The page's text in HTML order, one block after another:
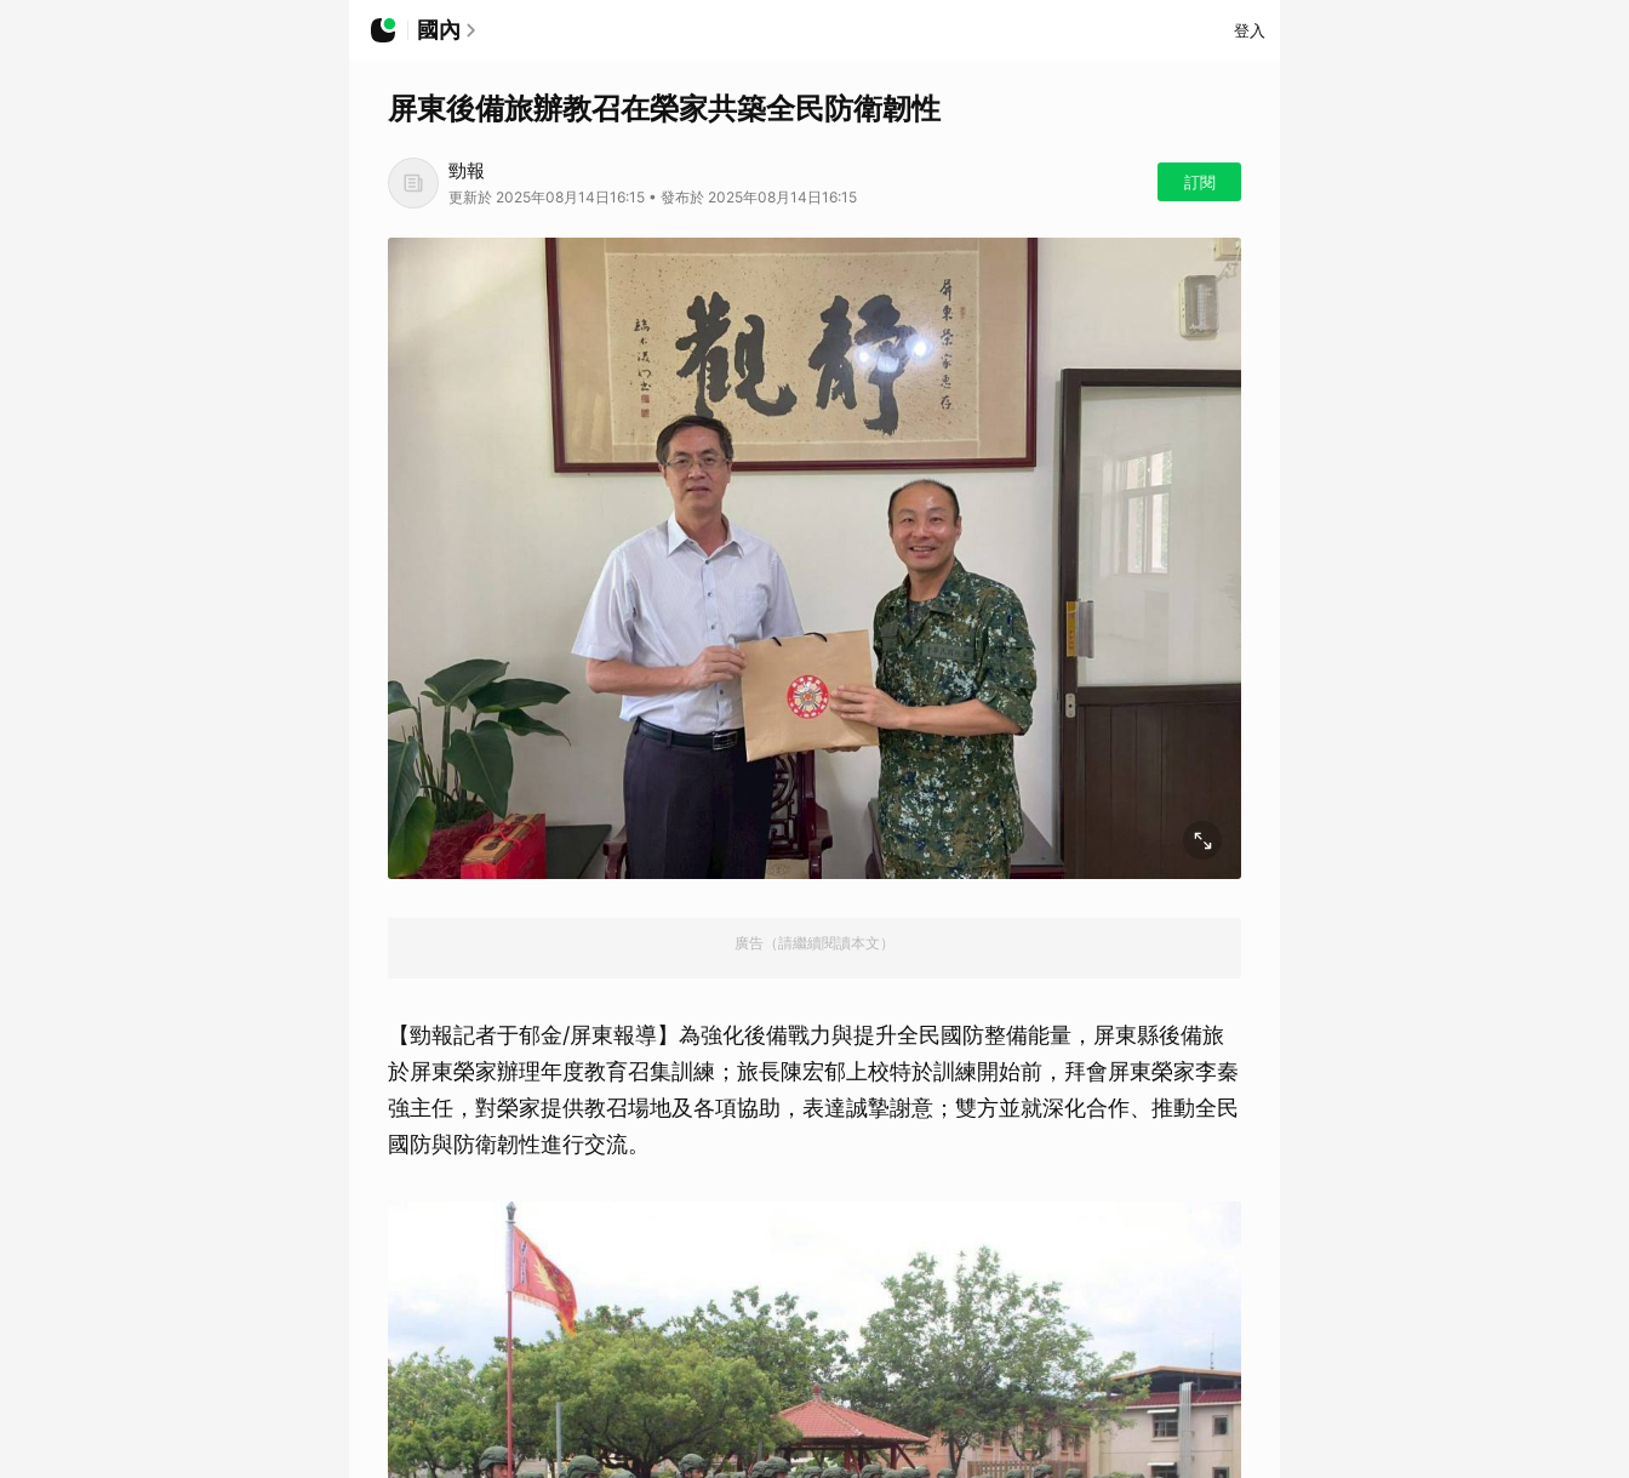
國內 登入
屏東後備旅辦教召在榮家共築全民防衛韌性
勁報
更新於 2025年08月14日16:15 • 發布於 2025年08月14日16:15
訂閱
廣告（請繼續閱讀本文）
【勁報記者于郁金/屏東報導】為強化後備戰力與提升全民國防整備能量，屏東縣後備旅
於屏東榮家辦理年度教育召集訓練；旅長陳宏郁上校特於訓練開始前，拜會屏東榮家李秦
強主任，對榮家提供教召場地及各項協助，表達誠摯謝意；雙方並就深化合作、推動全民
國防與防衛韌性進行交流。